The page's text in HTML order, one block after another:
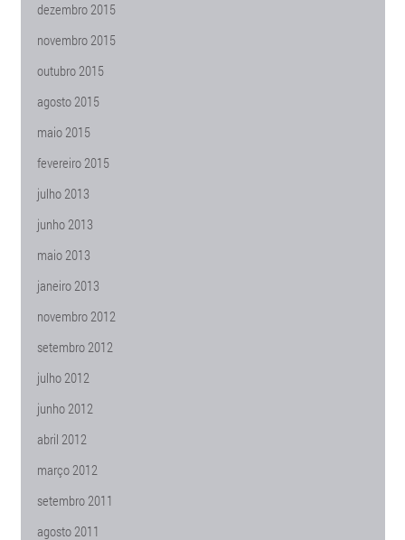
dezembro 2015
novembro 2015
outubro 2015
agosto 2015
maio 2015
fevereiro 2015
julho 2013
junho 2013
maio 2013
janeiro 2013
novembro 2012
setembro 2012
julho 2012
junho 2012
abril 2012
março 2012
setembro 2011
agosto 2011